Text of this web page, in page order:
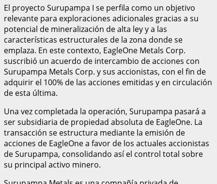
El proyecto Surupampa I se perfila como un objetivo
relevante para exploraciones adicionales gracias a su
potencial de mineralización de alta ley y a las
características estructurales de la zona donde se
emplaza. En este contexto, EagleOne Metals Corp.
suscribió un acuerdo de intercambio de acciones con
Surupampa Metals Corp. y sus accionistas, con el fin de
adquirir el 100% de las acciones emitidas y en circulación
de esta última.
Una vez completada la operación, Surupampa pasará a
ser subsidiaria de propiedad absoluta de EagleOne. La
transacción se estructura mediante la emisión de
acciones de EagleOne a favor de los actuales accionistas
de Surupampa, consolidando así el control total sobre
su principal activo minero.